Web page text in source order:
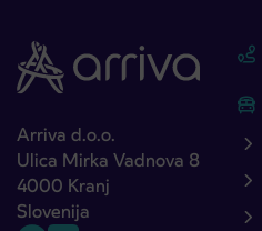
Arriva d.o.o.
Ulica Mirka Vadnova 8
4000 Kranj
Slovenija